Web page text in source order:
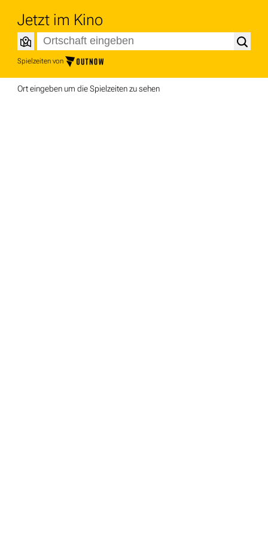
Jetzt im Kino
Spielzeiten von
Ort eingeben um die Spielzeiten zu sehen